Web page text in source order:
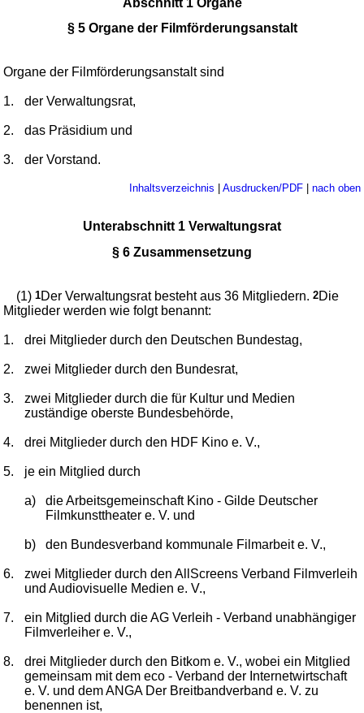
Abschnitt 1 Organe
§ 5 Organe der Filmförderungsanstalt
Organe der Filmförderungsanstalt sind
1. der Verwaltungsrat,
2. das Präsidium und
3. der Vorstand.
Inhaltsverzeichnis Ausdrucken/PDF| nach oben
Unterabschnitt 1 Verwaltungsrat
§ 6 Zusammensetzung
(1)1Der Verwaltungsrat besteht aus 36 Mitgliedern.2Die
Mitglieder werden wie folgt benannt:
1. drei Mitglieder durch den Deutschen Bundestag,
2. zwei Mitglieder durch den Bundesrat,
3.
zwei Mitglieder durch die für Kultur und Medien
zuständige oberste Bundesbehörde,
4. drei Mitglieder durch den HDF Kino e. V.,
5. je ein Mitglied durch
a)
die Arbeitsgemeinschaft Kino - Gilde Deutscher
Filmkunsttheater e. V. und
b) den Bundesverband kommunale Filmarbeit e. V.,
6.
zwei Mitglieder durch den AllScreens Verband Filmverleih
und Audiovisuelle Medien e. V.,
7.
ein Mitglied durch die AG Verleih - Verband unabhängiger
Filmverleiher e. V.,
8.
drei Mitglieder durch den Bitkom e. V., wobei ein Mitglied
gemeinsam mit dem eco - Verband der Internetwirtschaft
e. V. und dem ANGA Der Breitbandverband e. V. zu
benennen ist,